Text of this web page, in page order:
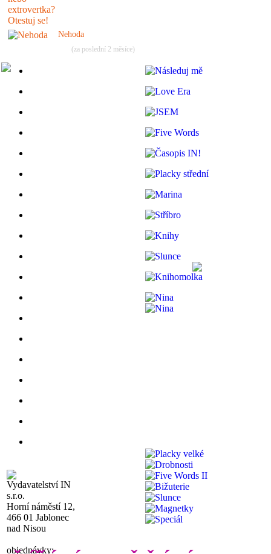
Nehoda
(za poslední 2 měsíce)
Vydavatelství IN
s.r.o.
Horní náměstí 12,
466 01 Jablonec
nad Nisou
objednávky: